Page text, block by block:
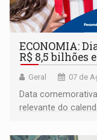
ECONOMIA:
R$ 8,5 bilhões
Geral 07 de
Data
relevante do
média do